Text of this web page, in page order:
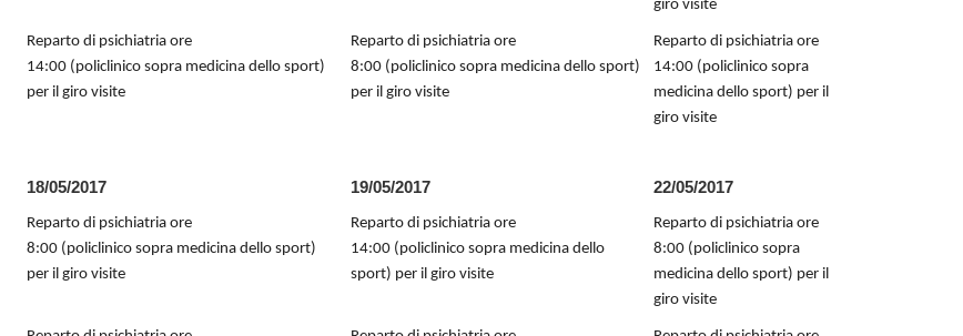
giro visite
Reparto di psichiatria ore
14:00 (policlinico sopra medicina dello sport)
per il giro visite
Reparto di psichiatria ore
8:00 (policlinico sopra medicina dello sport)
per il giro visite
Reparto di psichiatria ore
14:00 (policlinico sopra
medicina dello sport) per il
giro visite
18/05/2017 19/05/2017
22/05/2017
Reparto di psichiatria ore
8:00 (policlinico sopra medicina dello sport)
per il giro visite
Reparto di psichiatria ore
14:00 (policlinico sopra medicina dello
sport) per il giro visite
Reparto di psichiatria ore
8:00 (policlinico sopra
medicina dello sport) per il
giro visite